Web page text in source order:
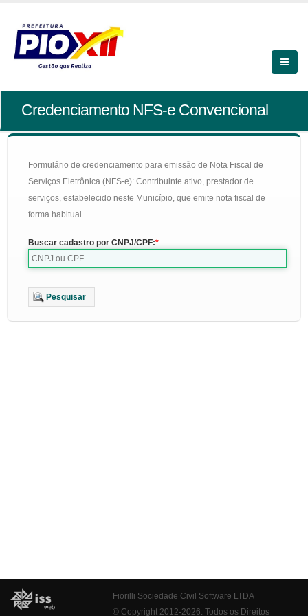
Credenciamento NFS-e Convencional
Formulário de credenciamento para emissão de Nota Fiscal de
Serviços Eletrônica (NFS-e): Contribuinte ativo, prestador de
serviços, estabelecido neste Município, que emite nota fiscal de
forma habitual
Buscar cadastro por CNPJ/CPF:
Pesquisar
Fiorilli Sociedade Civil Software LTDA
© Copyright 2012-2026. Todos os Direitos